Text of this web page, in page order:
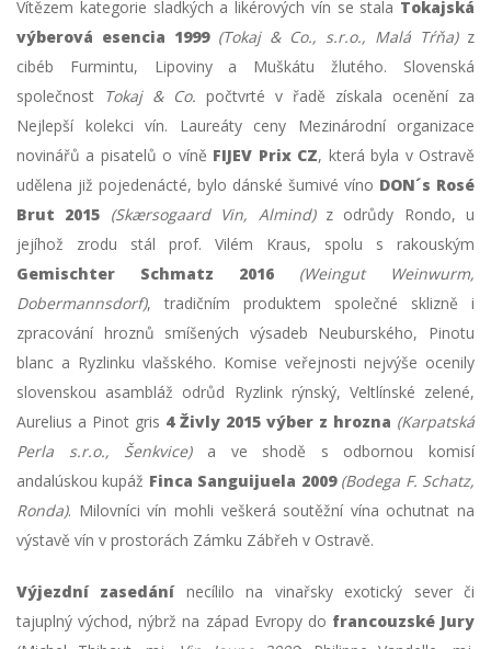
Vítězem kategorie sladkých a likérových vín se stala Tokajská
výberová esencia 1999 (Tokaj & Co., s.r.o., Malá Tŕňa)z
cibéb Furmintu, Lipoviny a Muškátu žlutého. Slovenská
společnost Tokaj & Co. počtvrté v řadě získala ocenění za
Nejlepší kolekci vín. Laureáty ceny Mezinárodní organizace
novinářů a pisatelů o víně FIJEV Prix CZ, která byla v Ostravě
udělena již pojedenácté, bylo dánské šumivé víno DON´s Rosé
Brut 2015 (Skærsogaard Vin, Almind)z odrůdy Rondo, u
jejíhož zrodu stál prof. Vilém Kraus, spolu s rakouským
Gemischter Schmatz 2016
(Weingut Weinwurm,
Dobermannsdorf), tradičním produktem společné sklizně i
zpracování hroznů smíšených výsadeb Neuburského, Pinotu
blanc a Ryzlinku vlašského. Komise veřejnosti nejvýše ocenily
slovenskou asambláž odrůd Ryzlink rýnský, Veltlínské zelené,
Aurelius a Pinot gris 4 Živly 2015 výber z hrozna (Karpatská
Perla s.r.o., Šenkvice)a ve shodě s odbornou komisí
andalúskou kupáž Finca Sanguijuela 2009 (Bodega F. Schatz,
Ronda). Milovníci vín mohli veškerá soutěžní vína ochutnat na
výstavě vín v prostorách Zámku Zábřeh v Ostravě.
Výjezdní zasedání necílilo na vinařsky exotický sever či
tajuplný východ, nýbrž na západ Evropy do francouzské Jury